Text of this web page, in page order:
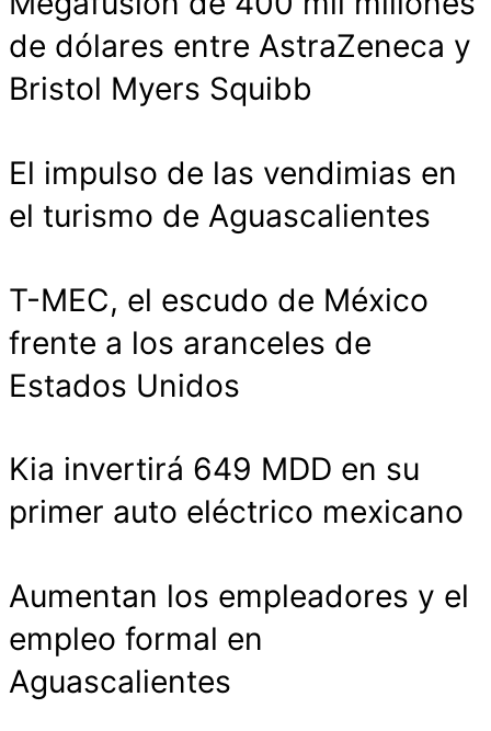
de dólares entre AstraZeneca y
Bristol Myers Squibb
El impulso de las vendimias en
el turismo de Aguascalientes
T-MEC, el escudo de México
frente a los aranceles de
Estados Unidos
Kia invertirá 649 MDD en su
primer auto eléctrico mexicano
Aumentan los empleadores y el
empleo formal en
Aguascalientes